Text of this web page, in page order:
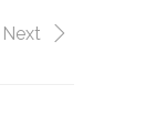
Next